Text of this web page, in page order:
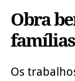
Obra
famílias
Os